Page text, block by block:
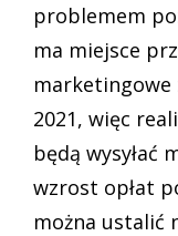
problemem
ma miejsce
marketingowe
2021, więc
będą wysyłać
wzrost opłat
można ustalić